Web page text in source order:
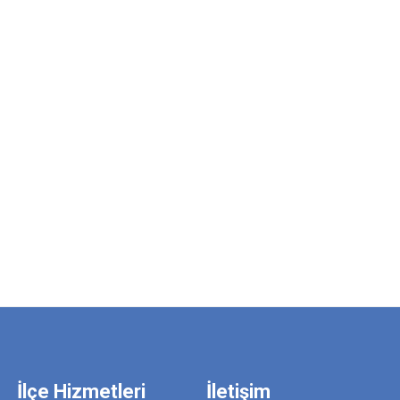
İlçe Hizmetleri İletişim